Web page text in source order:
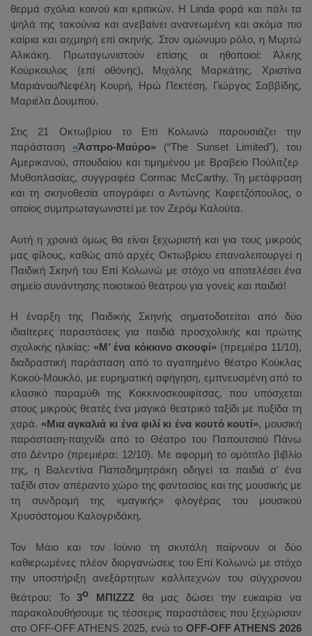
θερμά σχόλια κοινού και κριτικών. Η Linda φορά και πάλι τα
ψηλά της τακούνια και ανεβαίνει ανανεωμένη και ακόμα πιο
καίρια και αιχμηρή επί σκηνής. Στον ομώνυμο ρόλο, η Μυρτώ
Αλικάκη. Πρωταγωνιστούν επίσης οι ηθοποιοί: Άλκης
Κούρκουλος (επί οθόνης), Μιχάλης Μαρκάτης, Χριστίνα
Μαριάνου/Νεφέλη Κουρή, Ηρώ Πεκτέση, Γιώργος Σαββίδης,
Μαριέλα Δουμπού.
Στις 21 Οκτωβρίου το Επί Κολωνώ παρουσιάζει την
παράσταση «Άσπρο-Μαύρο» (“The Sunset Limited”), του
Αμερικανού, σπουδαίου και τιμημένου με Βραβείο Πούλιτζερ
Μυθοπλασίας, συγγραφέα Cormac McCarthy. Τη μετάφραση
και τη σκηνοθεσία υπογράφει ο Αντώνης Καφετζόπουλος, ο
οποίος συμπρωταγωνιστεί με τον Ζερόμ Καλούτα.
Αυτή η χρονιά όμως θα είναι ξεχωριστή και για τους μικρούς
μας φίλους, καθώς από αρχές Οκτωβρίου επαναλειτουργεί η
Παιδική Σκηνή του Επί Κολωνώ με στόχο να αποτελέσει ένα
σημείο συνάντησης ποιοτικού θεάτρου για γονείς και παιδιά!
Η έναρξη της Παιδικής Σκηνής σηματοδοτείται από δύο
ιδιαίτερες παραστάσεις για παιδιά προσχολικής και πρώτης
σχολικής ηλικίας:«Μ’ ένα κόκκινο σκουφί»(πρεμιέρα 11/10),
διαδραστική παράσταση από το αγαπημένο θέατρο Κούκλας
Κοκού-Μουκλό, με ευρηματική αφήγηση, εμπνευσμένη από το
κλασικό παραμύθι της Κοκκινοσκουφίτσας, που υπόσχεται
στους μικρούς θεατές ένα μαγικό θεατρικό ταξίδι με πυξίδα τη
χαρά. «Μια αγκαλιά κι ένα φιλί κι ένα κουτό κουτί», μουσική
παράσταση-παιχνίδι από το Θέατρο του Παπουτσιού Πάνω
στο Δέντρο (πρεμιέρα: 12/10). Με αφορμή το ομότιτλο βιβλίο
της, η Βαλεντίνα Παπαδημητράκη οδηγεί τα παιδιά σ' ένα
ταξίδι στον απέραντο χώρο της φαντασίας και της μουσικής με
τη συνδρομή της «μαγικής» φλογέρας του μουσικού
Χρυσόστομου Καλογριδάκη.
Τον Μάιο και τον Ιούνιο τη σκυτάλη παίρνουν οι δύο
καθιερωμένες πλέον διοργανώσεις του Επί Κολωνώ με στόχο
την υποστήριξη ανεξάρτητων καλλιτεχνών του σύγχρονου
θεάτρου: Το3ο ΜΠΙΖΖΖ θα μας δώσει την ευκαιρία να
παρακολουθήσουμε τις τέσσερις παραστάσεις που ξεχώρισαν
στο OFF-OFF ATHENS 2025, ενώ το OFF-OFF ATHENS 2026